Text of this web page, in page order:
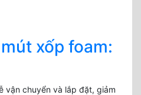
xốp foam:
vận chuyển và lắp đặt, giảm